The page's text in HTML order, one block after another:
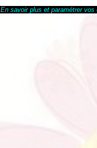
En savoir plus et paramétrer vos